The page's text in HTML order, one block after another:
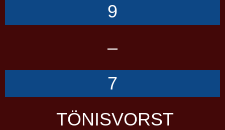
9
–
7
TÖNISVORST